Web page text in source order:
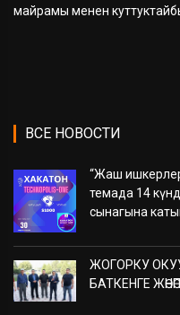
майрамы менен
ВСЕ НОВОСТИ
“Жаш
темада 14
сынагына
ЖОГОРКУ
БАТКЕНГЕ